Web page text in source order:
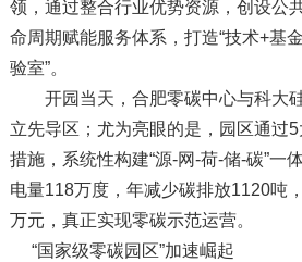
领，通过整合行业优势资源，创设公
命周期赋能服务体系，打造“技术+基
验室”。
开园当天，合肥零碳中心与科大
立先导区；尤为亮眼的是，园区通过
措施，系统性构建“源-网-荷-储-碳”一
电量118万度，年减少碳排放1120吨
万元，真正实现零碳示范运营。
“国家级零碳园区”加速崛起